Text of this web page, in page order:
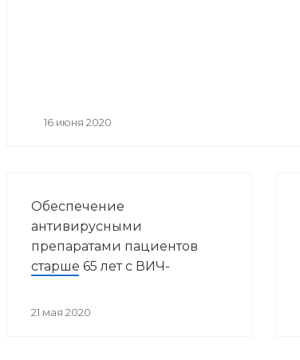
16 июня 2020
Обеспечение
антивирусными
препаратами пациентов
старше 65 лет с ВИЧ-
Уфа и Уфимском районе, на
21 мая 2020